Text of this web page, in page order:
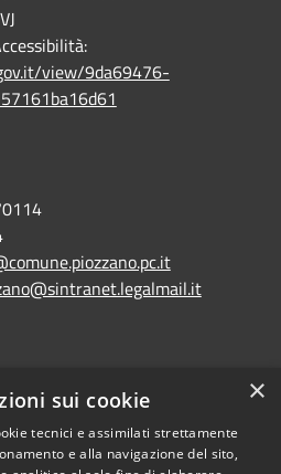
view/9da69476-
×
sui cookie
tecnici e assimilati strettamente
e alla navigazione del sito,